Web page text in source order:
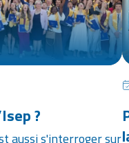
?
aussi s'interroger sur